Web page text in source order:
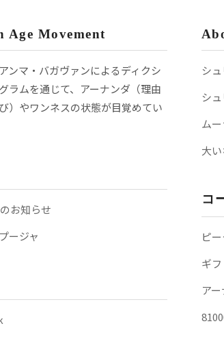
Age Movement
ンマ・バガヴァンによるディクシ
ラムを通じて、アーナンダ（理由
）やワンネスの状態が目覚めてい
お知らせ
ージャ
シ
シ
ム
大
コ
ピ
ギ
ア